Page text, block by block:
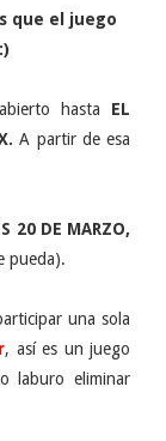
que el juego
hasta EL
A partir de esa
20 DE MARZO,
pueda).
una sola
, así es un juego
laburo eliminar